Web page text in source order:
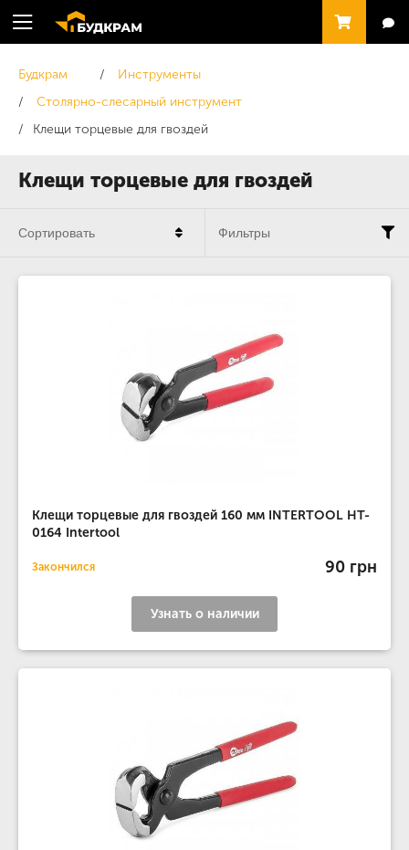
Клещи торцевые для гвоздей
Будкрам
Инструменты
Столярно-слесарный инструмент
Клещи торцевые для гвоздей
Клещи торцевые для гвоздей 160 мм INTERTOOL HT-
0164 Intertool
Закончился 90 грн
Узнать о наличии
Сортировать Фильтры